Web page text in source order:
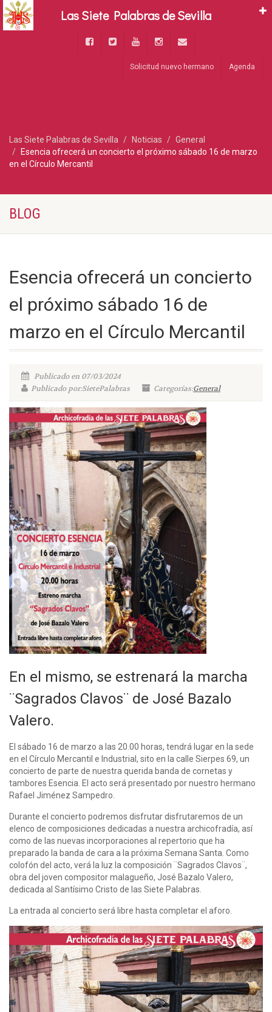
Solicitud nuevo hermano Agenda
Las Siete Palabras de Sevilla Noticias
General
Esencia ofrecerá un concierto el próximo sábado 16 de marzo
en el Círculo Mercantil
BLOG
Esencia ofrecerá un concierto
el próximo sábado 16 de
marzo en el Círculo Mercantil
Publicado en 07/03/2024
Publicado por:SietePalabras
Categorías:General
En el mismo, se estrenará la marcha
¨Sagrados Clavos¨ de José Bazalo
Valero.
El sábado 16 de marzo a las 20.00 horas, tendrá lugar en la sede
en el Círculo Mercantil e Industrial, sito en la calle Sierpes 69, un
concierto de parte de nuestra querida banda de cornetas y
tambores Esencia. El acto será presentado por nuestro hermano
Rafael Jiménez Sampedro.
Durante el concierto podremos disfrutar disfrutaremos de un
elenco de composiciones dedicadas a nuestra archicofradía, así
como de las nuevas incorporaciones al repertorio que ha
preparado la banda de cara a la próxima Semana Santa. Como
colofón del acto, verá la luz la composición ¨Sagrados Clavos¨,
obra del joven compositor malagueño, José Bazalo Valero,
dedicada al Santísimo Cristo de las Siete Palabras.
La entrada al concierto será libre hasta completar el aforo.
Las Siete Palabras de Sevilla